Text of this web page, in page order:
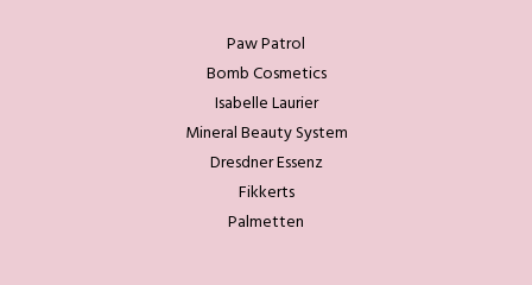
Paw Patrol
Bomb Cosmetics
Isabelle Laurier
Mineral Beauty System
Dresdner Essenz
Fikkerts
Palmetten